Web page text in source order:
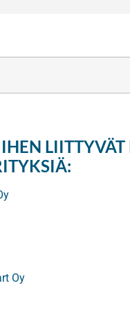
LIITTYVÄT
Oy